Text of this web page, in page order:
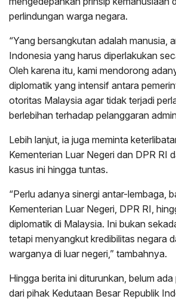
perlindungan warga negara.
“Yang bersangkutan adalah manusia,
Indonesia yang harus diperlakukan
Oleh karena itu, kami mendorong
diplomatik yang intensif antara
otoritas Malaysia agar tidak terjadi
berlebihan terhadap pelanggaran
Lebih lanjut, ia juga meminta
Kementerian Luar Negeri dan DPR RI
kasus ini hingga tuntas.
“Perlu adanya sinergi antar-lembaga,
Kementerian Luar Negeri, DPR RI,
diplomatik di Malaysia. Ini bukan
tetapi menyangkut kredibilitas negara
warganya di luar negeri,” tambahnya.
Hingga berita ini diturunkan, belum
dari pihak Kedutaan Besar Republik